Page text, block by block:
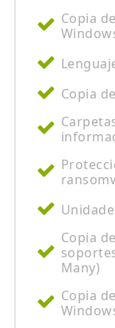
Copia
Copia
Copia
Many)
Copia